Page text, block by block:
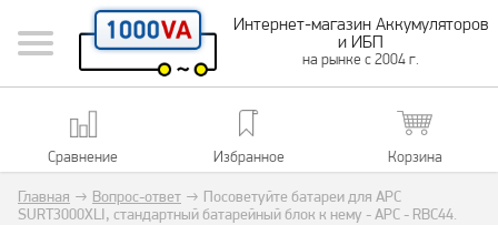
Интернет-магазин Аккумуляторов
и ИБП
на рынке с 2004 г.
Сравнение Избранное Корзина
Главная → Вопрос-ответ → Посоветуйте батареи для APC
SURT3000XLI, стандартный батарейный блок к нему - APC - RBC44.